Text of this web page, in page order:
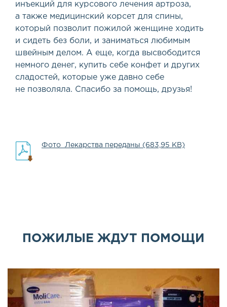
инъекций для курсового лечения артроза,
а также медицинский корсет для спины,
который позволит пожилой женщине ходить
и сидеть без боли, и заниматься любимым
швейным делом. А еще, когда высвободится
немного денег, купить себе конфет и других
сладостей, которые уже давно себе
не позволяла. Спасибо за помощь, друзья!
Фото_Лекарства переданы (683,95 KB)
ПОЖИЛЫЕ ЖДУТ ПОМОЩИ